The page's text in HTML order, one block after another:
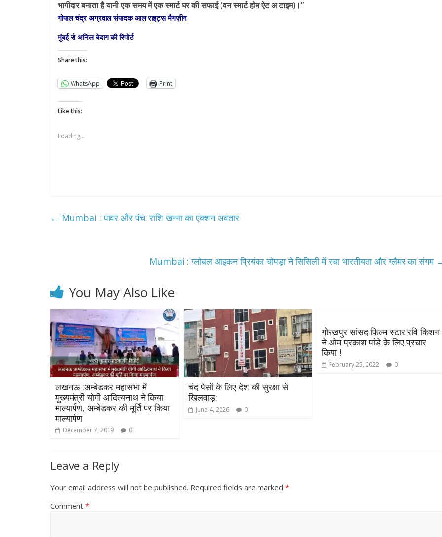
भागीदार बनाता है यानी एक समय में एक स्मार्ट घर की सफाई (वन स्मार्ट होम ऐट अ टाइम)।”
गोपाल चंद्र अग्रवाल संपादक आल राइट्स मैगज़ीन
मुंबई से अनिल बेदाग की रिपोर्ट
Share this:
WhatsApp Print
Like this:
Loading...
← Mumbai : पावर और पंच: राशि खन्ना का एक्शन अवतार
Mumbai : ग्लोबल आइकन प्रियंका चोपड़ा ने सिसिली में रचा भारतीयता और ग्लैमर का संगम
You May Also Like
लखनऊ :अम्बेडकर महासभा में
मुख्यमंत्री योगी आदित्यनाथ ने किया
माल्यार्पण, अम्बेडकर की मूर्ति पर किया
माल्यार्पण
December 7, 2019 0
चंद पैसों के लिए देश की सुरक्षा से
खिलवाड़:
June 4, 2026 0
गोरखपुर सांसद फ़िल्म स्टार रवि किशन
ने ओम प्रकाश पांडे के लिए प्रचार
किया !
February 25, 2022 0
Leave a Reply
Your email address will not be published. Required fields are marked *
Comment *
समाजवादी पार्टी ने किया महंगाई के